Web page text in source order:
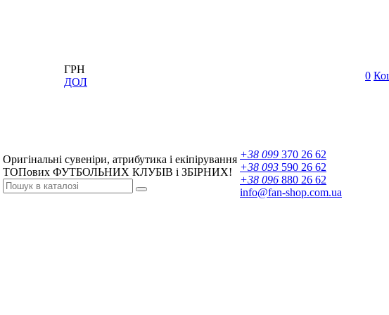
ГРН
ДОЛ
0
Оригінальні сувеніри, атрибутика і екіпірування
ТОПових ФУТБОЛЬНИХ КЛУБІВ і ЗБІРНИХ!
+38 099 370 26 62
+38 093 590 26 62
+38 096 880 26 62
info@fan-shop.com.ua